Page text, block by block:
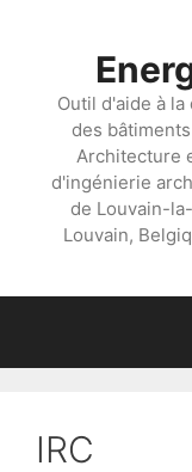
Outil d'aide à
des
Architecture
d'ingénierie
de Louvain-
Louvain,
IRC